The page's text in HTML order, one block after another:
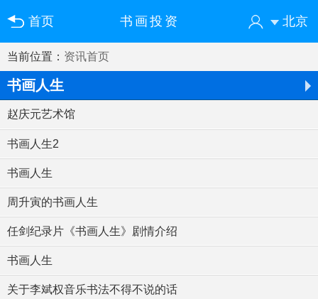
首页 北京
书画投资
您好！欢迎来到中国书画门户网
登录
注册 微信快速登录
当前位置： 资讯首页
书画人生
​赵庆元艺术馆
书画人生2
书画人生
周升寅的书画人生
任剑纪录片《书画人生》剧情介绍
书画人生
​关于李斌权音乐书法不得不说的话